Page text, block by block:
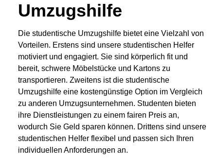
Umzugshilfe
Die studentische Umzugshilfe bietet eine Vielzahl von
Vorteilen. Erstens sind unsere studentischen Helfer
motiviert und engagiert. Sie sind körperlich fit und
bereit, schwere Möbelstücke und Kartons zu
transportieren. Zweitens ist die studentische
Umzugshilfe eine kostengünstige Option im Vergleich
zu anderen Umzugsunternehmen. Studenten bieten
ihre Dienstleistungen zu einem fairen Preis an,
wodurch Sie Geld sparen können. Drittens sind unsere
studentischen Helfer flexibel und passen sich Ihren
individuellen Anforderungen an.